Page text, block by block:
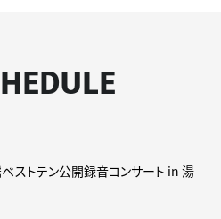
ベストテン公開録音コンサート in 湯